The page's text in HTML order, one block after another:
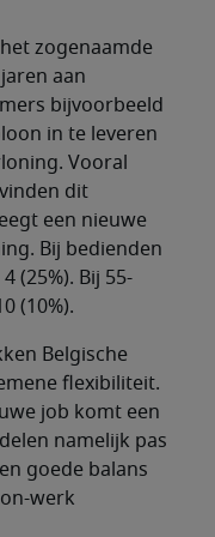
zogenaamde
aan
bijvoorbeeld
in te leveren
Vooral
dit
een nieuwe
Bij bedienden
(25%). Bij 55-
(10%).
Belgische
flexibiliteit.
job komt een
namelijk pas
goede balans
werk